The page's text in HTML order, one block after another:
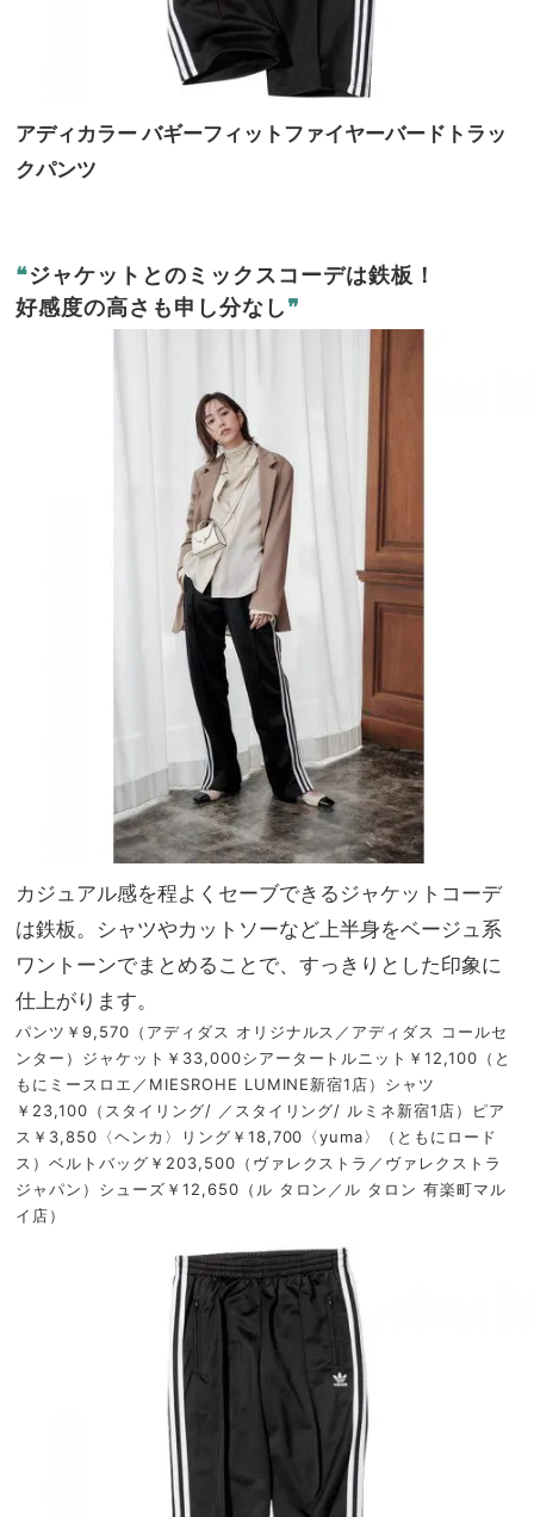
アディカラー バギーフィットファイヤーバードトラッ
クパンツ
❝ジャケットとのミックスコーデは鉄板！
好感度の高さも申し分なし❞
カジュアル感を程よくセーブできるジャケットコーデ
は鉄板。シャツやカットソーなど上半身をベージュ系
ワントーンでまとめることで、すっきりとした印象に
仕上がります。
パンツ￥9,570（アディダス オリジナルス／アディダス コールセ
ンター）ジャケット￥33,000シアータートルニット￥12,100（と
もにミースロエ／MIESROHE LUMINE新宿1店）シャツ
￥23,100（スタイリング/ ／スタイリング/ ルミネ新宿1店）ピア
ス￥3,850〈ヘンカ〉リング￥18,700〈yuma〉（ともにロード
ス）ベルトバッグ￥203,500（ヴァレクストラ／ヴァレクストラ
ジャパン）シューズ￥12,650（ル タロン／ル タロン 有楽町マル
イ店）